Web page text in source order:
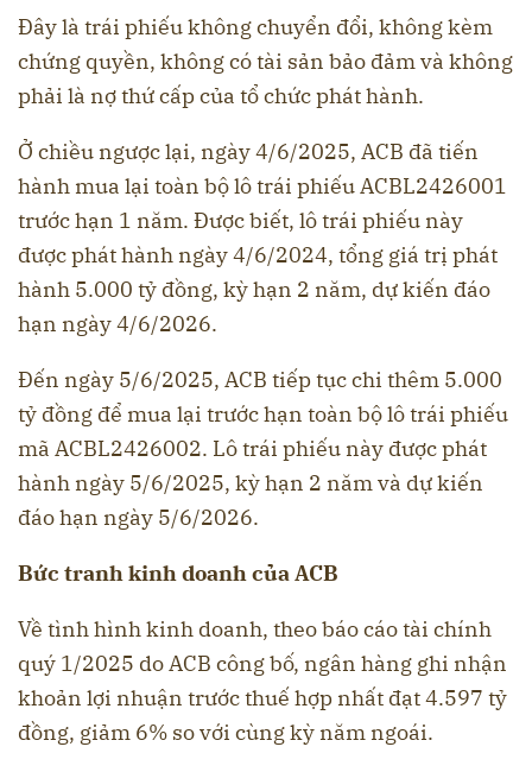
Đây là trái phiếu không chuyển đổi, không kèm
chứng quyền, không có tài sản bảo đảm và không
phải là nợ thứ cấp của tổ chức phát hành.
Ở chiều ngược lại, ngày 4/6/2025, ACB đã tiến
hành mua lại toàn bộ lô trái phiếu ACBL2426001
trước hạn 1 năm. Được biết, lô trái phiếu này
được phát hành ngày 4/6/2024, tổng giá trị phát
hành 5.000 tỷ đồng, kỳ hạn 2 năm, dự kiến đáo
hạn ngày 4/6/2026.
Đến ngày 5/6/2025, ACB tiếp tục chi thêm 5.000
tỷ đồng để mua lại trước hạn toàn bộ lô trái phiếu
mã ACBL2426002. Lô trái phiếu này được phát
hành ngày 5/6/2025, kỳ hạn 2 năm và dự kiến
đáo hạn ngày 5/6/2026.
Bức tranh kinh doanh của ACB
Về tình hình kinh doanh, theo báo cáo tài chính
quý 1/2025 do ACB công bố, ngân hàng ghi nhận
khoản lợi nhuận trước thuế hợp nhất đạt 4.597 tỷ
đồng, giảm 6% so với cùng kỳ năm ngoái.